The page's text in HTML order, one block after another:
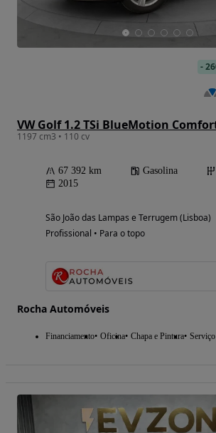
VW Golf 1.2 TSi BlueMotion
1197 cm3 • 110 cv
67 392 km Gasolina
2015
São João das Lampas e Terrugem (Lisboa)
Profissional • Para o topo
Rocha Automóveis
Financiamento Oficina Chapa e Pintura
-